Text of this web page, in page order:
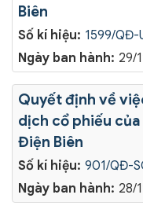
Số kí hiệu: 1599/QĐ-
Ngày ban hành: 29/
Biên
Số kí hiệu: 901/QĐ-
Ngày ban hành: 28/
Quyết định về
dịch cổ phiếu
Điện Biên